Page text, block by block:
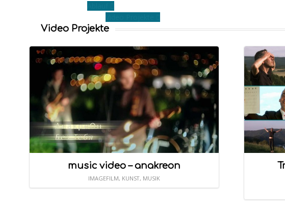
Video Projekte
music video – anakreon
IMAGEFILM, KUNST, MUSIK